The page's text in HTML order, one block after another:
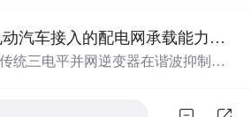
考虑多渗透率电动汽车接入的配电网承载能力评估研究（Matlab代码实现）
统三电平并网逆变器在谐波抑制、